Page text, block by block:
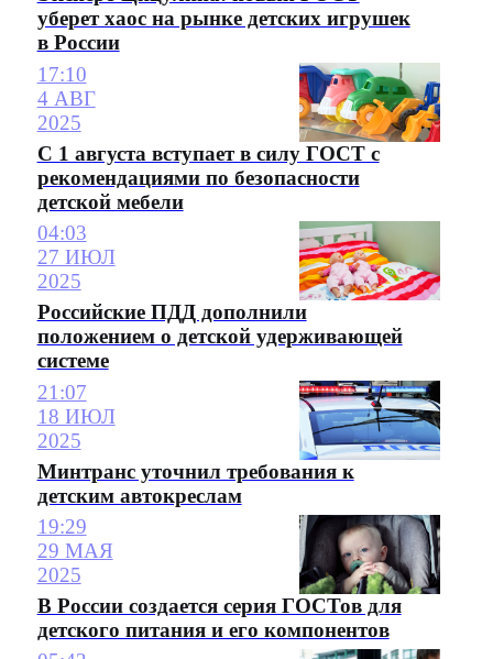
уберет хаос на рынке детских игрушек
в России
17:10
4 АВГ
2025
С 1 августа вступает в силу ГОСТ с
рекомендациями по безопасности
детской мебели
04:03
27 ИЮЛ
2025
Российские ПДД дополнили
положением о детской удерживающей
системе
21:07
18 ИЮЛ
2025
Минтранс уточнил требования к
детским автокреслам
19:29
29 МАЯ
2025
В России создается серия ГОСТов для
детского питания и его компонентов